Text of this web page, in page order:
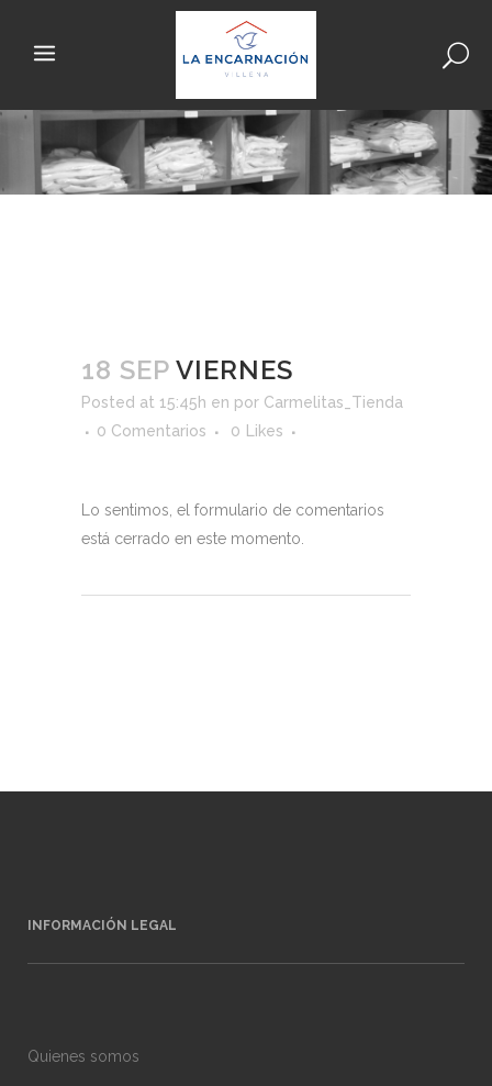
18 SEP VIERNES
Posted at 15:45h en por Carmelitas_Tienda
0 Comentarios
0 Likes
Lo sentimos, el formulario de comentarios
está cerrado en este momento.
INFORMACIÓN LEGAL
Quienes somos